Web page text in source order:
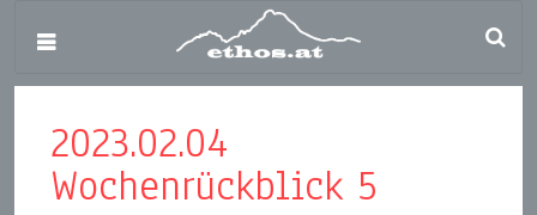
2023.02.04
Wochenrückblick 5